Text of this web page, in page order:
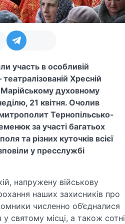
участь в особливій
Хресній
Марійському духовному
21 квітня. Очолив
Тернопільсько-
за участі багатьох
та різних куточків всієї
у пресслужбі
напружену військову
наших захисників про
численно об’єдналися
святому місці, а також сотні